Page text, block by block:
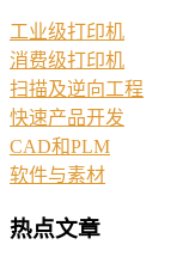
工业级打印机
消费级打印机
扫描及逆向工程
快速产品开发
CAD和PLM
软件与素材
热点文章